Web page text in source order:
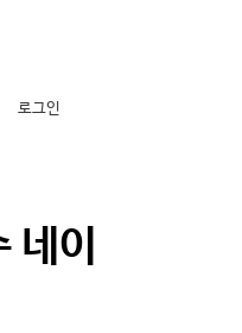
로그인
이